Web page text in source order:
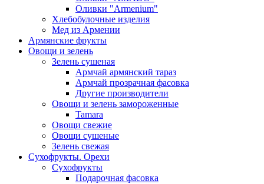
Оливки "Armenium"
Хлебобулочные изделия
Мед из Армении
Армянские фрукты
Овощи и зелень
Зелень сушеная
Армчай армянский тараз
Армчай прозрачная фасовка
Другие производители
Овощи и зелень замороженные
Tamara
Овощи свежие
Овощи сушеные
Зелень свежая
Сухофрукты. Орехи
Сухофрукты
Подарочная фасовка